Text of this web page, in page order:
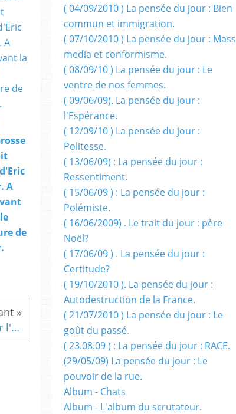
A
de
Un entretien lumineux sur l'Islam ( France 24 ), avec Henri Boulad.
( 04/09/2010 ) La pensée du jour : Bien
commun et immigration.
( 07/10/2010 ) La pensée du jour : Mass
media et conformisme.
( 08/09/10 ) La pensée du jour : Le
ventre de nos femmes.
( 09/06/09). La pensée du jour :
l'Espérance.
( 12/09/10 ) La pensée du jour :
Politesse.
( 13/06/09) : La pensée du jour :
Ressentiment.
( 15/06/09 ) : La pensée du jour :
Polémiste.
( 16/06/2009) . Le trait du jour : père
Noël?
( 17/06/09 ) . La pensée du jour :
Certitude?
( 19/10/2010 ). La pensée du jour :
Autodestruction de la France.
( 21/07/2010 ) La pensée du jour : Le
goût du passé.
( 23.08.09 ) : La pensée du jour : RACE.
(29/05/09) La pensée du jour : Le
pouvoir de la rue.
Album - Chats
Album - L'album du scrutateur.